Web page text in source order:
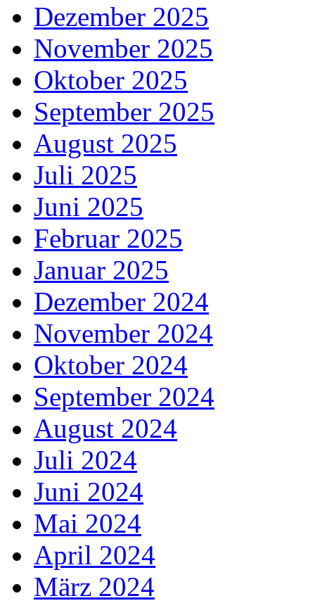
Dezember 2025
November 2025
Oktober 2025
September 2025
August 2025
Juli 2025
Juni 2025
Februar 2025
Januar 2025
Dezember 2024
November 2024
Oktober 2024
September 2024
August 2024
Juli 2024
Juni 2024
Mai 2024
April 2024
März 2024